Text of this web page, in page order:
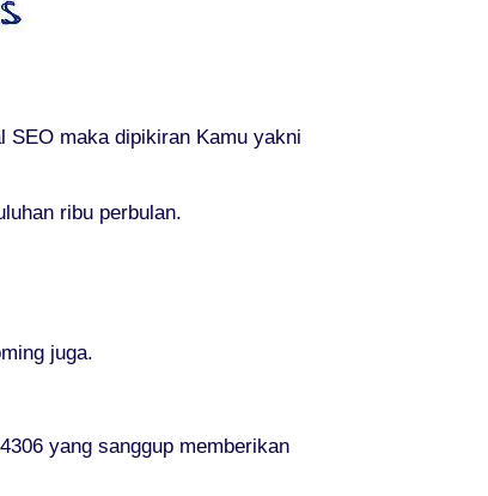
maka dipikiran Kamu yakni
ribu perbulan.
juga.
yang sanggup memberikan